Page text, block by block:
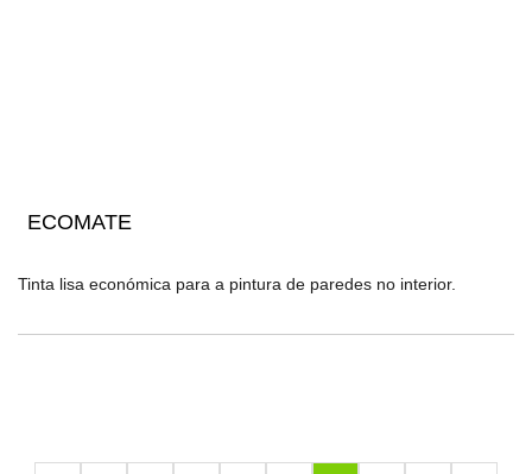
ECOMATE
Tinta lisa económica para a pintura de paredes no interior.